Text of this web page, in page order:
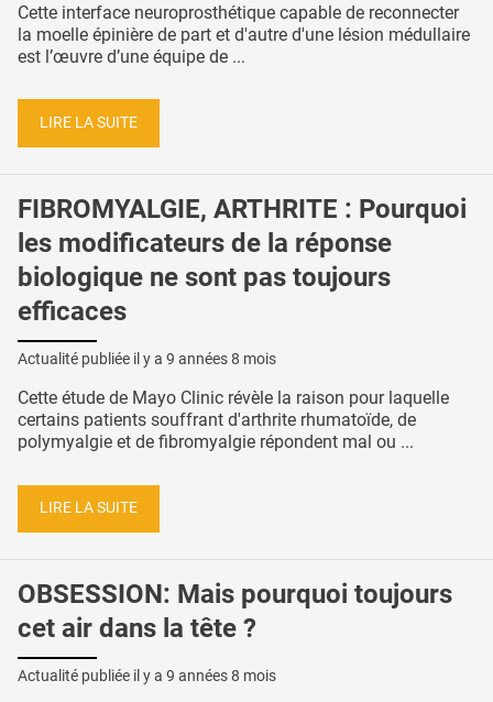
Cette interface neuroprosthétique capable de reconnecter
la moelle épinière de part et d'autre d'une lésion médullaire
est l’œuvre d’une équipe de ...
LIRE LA SUITE
FIBROMYALGIE, ARTHRITE : Pourquoi
les modificateurs de la réponse
biologique ne sont pas toujours
efficaces
Actualité publiée il y a 9 années 8 mois
Cette étude de Mayo Clinic révèle la raison pour laquelle
certains patients souffrant d'arthrite rhumatoïde, de
polymyalgie et de fibromyalgie répondent mal ou ...
LIRE LA SUITE
OBSESSION: Mais pourquoi toujours
cet air dans la tête ?
Actualité publiée il y a 9 années 8 mois